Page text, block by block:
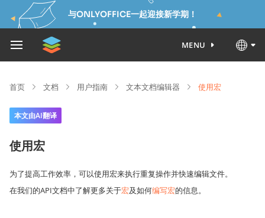
与ONLYOFFICE一起迎接新学期！
MENU
首页 文档 用户指南 文本文档编辑器 使用宏
本文由AI翻译
使用宏
为了提高工作效率，可以使用宏来执行重复操作并快速编辑文件。
在我们的API文档中了解更多关于宏及如何编写宏的信息。